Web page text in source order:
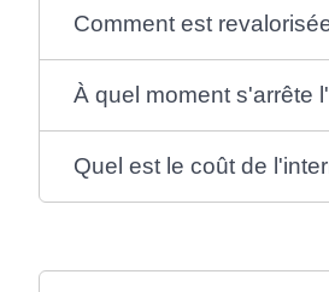
Comment est
À quel moment s'arrête
Quel est le coût de